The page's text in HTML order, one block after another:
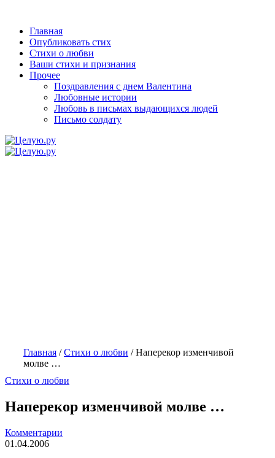
Главная
Опубликовать стих
Стихи о любви
Ваши стихи и признания
Прочее
Поздравления с днем Валентина
Любовные истории
Любовь в письмах выдающихся людей
Письмо солдату
Главная /Стихи о любви /Наперекор изменчивой
молве …
Стихи о любви
Наперекор изменчивой молве …
Комментарии
01.04.2006